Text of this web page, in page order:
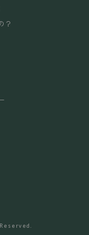
？